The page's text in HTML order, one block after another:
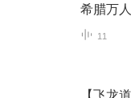
希腊万
11
【飞龙